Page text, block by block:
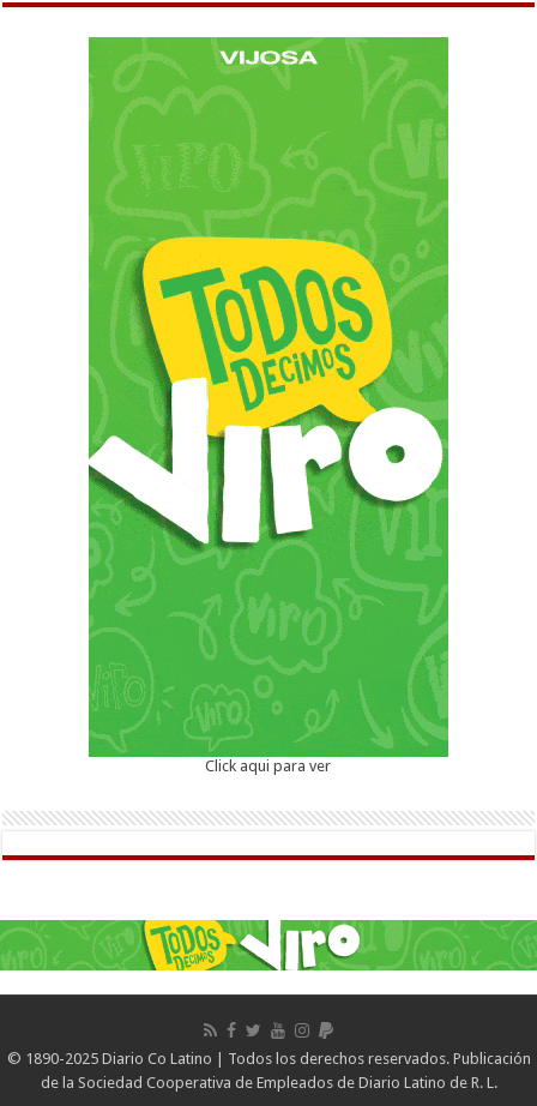
Click aqui para ver
© 1890-2025 Diario Co Latino | Todos los derechos reservados. Publicación
de la Sociedad Cooperativa de Empleados de Diario Latino de R. L.